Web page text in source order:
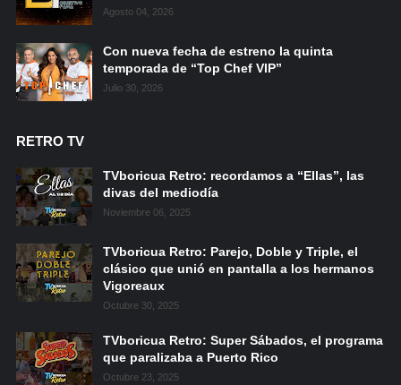
Agosto 04, 2026
Con nueva fecha de estreno la quinta
temporada de “Top Chef VIP”
Julio 30, 2026
RETRO TV
TVboricua Retro: recordamos a “Ellas”, las
divas del mediodía
Noviembre 06, 2025
TVboricua Retro: Parejo, Doble y Triple, el
clásico que unió en pantalla a los hermanos
Vigoreaux
Octubre 30, 2025
TVboricua Retro: Super Sábados, el programa
que paralizaba a Puerto Rico
Octubre 23, 2025